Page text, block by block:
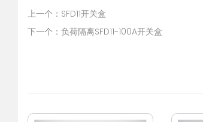
上一个：SFD11开关盒
下一个：负荷隔离SFD11-100A开关盒